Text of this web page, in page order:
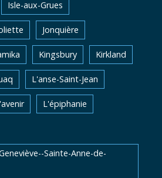
Isle-aux-Grues
Jonquière
Kingsbury Kirkland
L'anse-Saint-Jean
L'épiphanie
Sainte-Anne-de-